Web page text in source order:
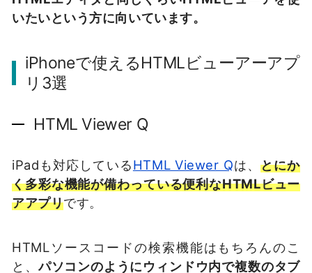
いたいという方に向いています。
iPhoneで使えるHTMLビューアーアプ
リ3選
HTML Viewer Q
iPadも対応しているHTML Viewer Qは、とにか
く多彩な機能が備わっている便利なHTMLビュー
アアプリです。
HTMLソースコードの検索機能はもちろんのこ
と、パソコンのようにウィンドウ内で複数のタブ